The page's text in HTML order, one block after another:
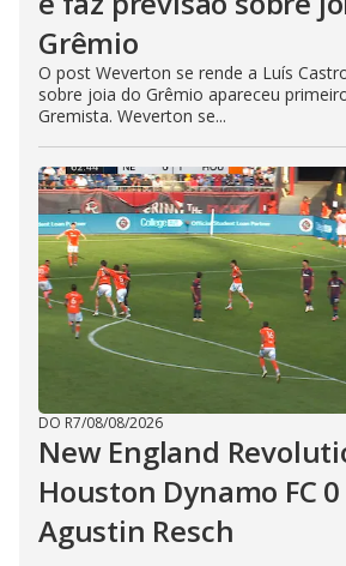
Grêmio
O post Weverton se rende a Luís
sobre joia do Grêmio apareceu
Gremista. Weverton se...
DO R7/08/08/2026
New England
Houston Dynamo FC
Agustin Resch